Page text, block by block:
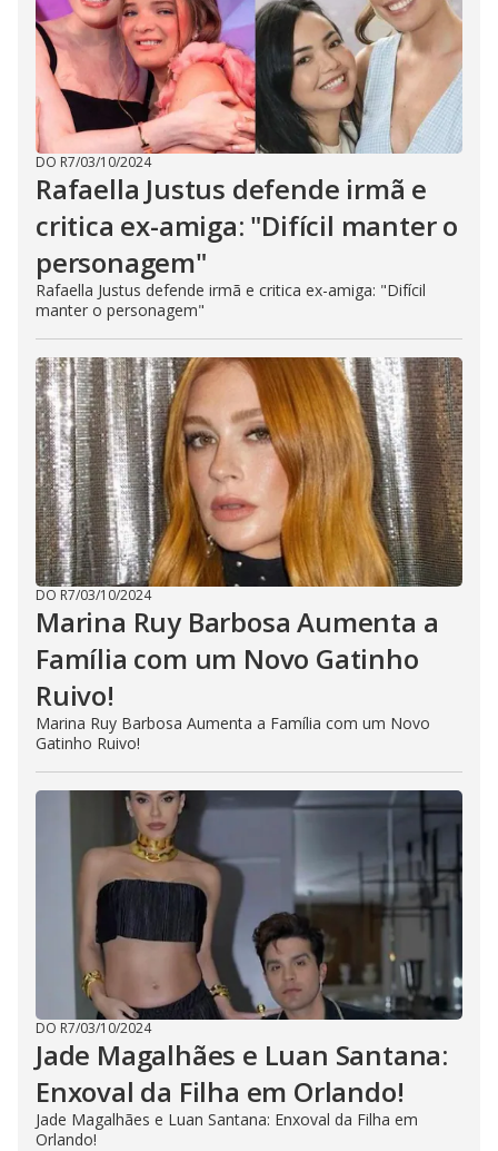
DO R7/03/10/2024
Rafaella Justus defende irmã e
critica ex-amiga: "Difícil manter o
personagem"
Rafaella Justus defende irmã e critica ex-amiga: "Difícil
manter o personagem"
DO R7/03/10/2024
Marina Ruy Barbosa Aumenta a
Família com um Novo Gatinho
Ruivo!
Marina Ruy Barbosa Aumenta a Família com um Novo
Gatinho Ruivo!
DO R7/03/10/2024
Jade Magalhães e Luan Santana:
Enxoval da Filha em Orlando!
Jade Magalhães e Luan Santana: Enxoval da Filha em
Orlando!